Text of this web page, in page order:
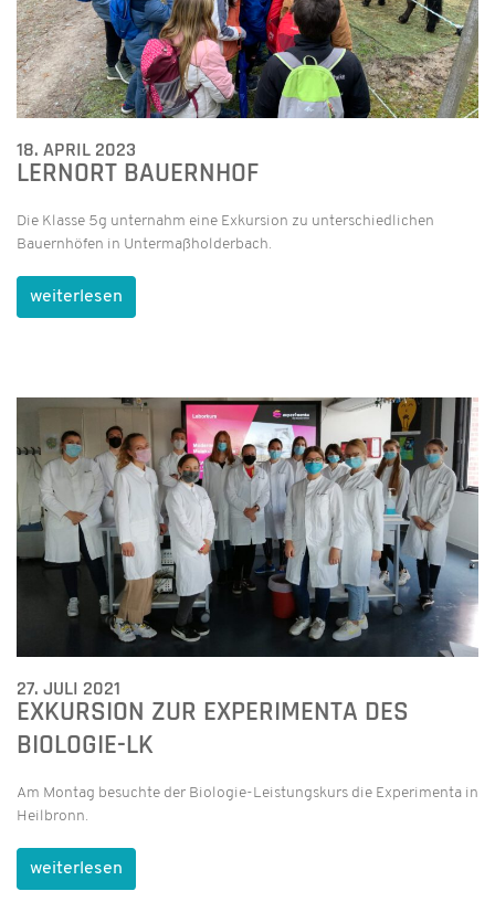
18. APRIL 2023
LERNORT BAUERNHOF
Die Klasse 5g unternahm eine Exkursion zu unterschiedlichen
Bauernhöfen in Untermaßholderbach.
weiterlesen
27. JULI 2021
EXKURSION ZUR EXPERIMENTA DES
BIOLOGIE-LK
Am Montag besuchte der Biologie-Leistungskurs die Experimenta in
Heilbronn.
weiterlesen